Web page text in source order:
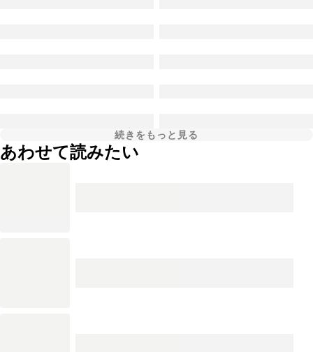
続きをもっと見る
あわせて読みたい